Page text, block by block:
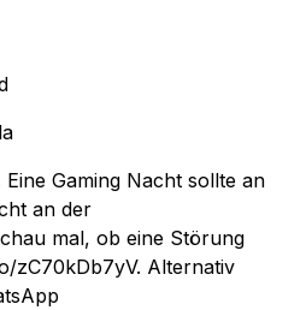
Gaming Nacht sollte an
an der
mal, ob eine Störung
zC70kDb7yV. Alternativ